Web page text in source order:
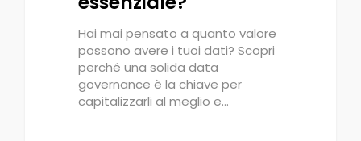
Hai mai pensato a quanto valore
possono avere i tuoi dati? Scopri
perché una solida data
governance è la chiave per
capitalizzarli al meglio e…